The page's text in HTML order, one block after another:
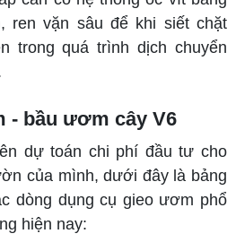
ren vặn sâu để khi siết chặt
trong quá trình dịch chuyển
- bầu ươm cây V6
dự toán chi phí đầu tư cho
của mình, dưới đây là bảng
dòng dụng cụ gieo ươm phổ
hiện nay: